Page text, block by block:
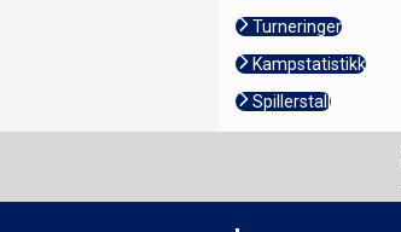
Turneringer
Kampstatistikk
Spillerstall